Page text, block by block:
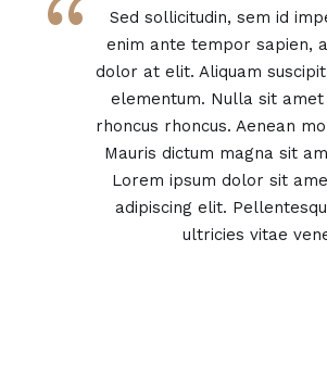
“
Sed sollicitudin, sem id
enim ante tempor sapien,
dolor at elit. Aliquam
elementum. Nulla sit
rhoncus rhoncus. Aenean
Mauris dictum magna sit
Lorem ipsum dolor sit
adipiscing elit.
ultricies vitae